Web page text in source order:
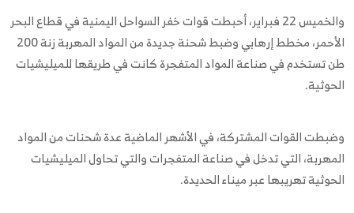
والخميس 22 فبراير، أحبطت قوات خفر السواحل اليمنية في قطاع البحر
الأحمر، مخطط إرهابي وضبط شحنة جديدة من المواد المهربة زنة 200
طن تستخدم في صناعة المواد المتفجرة كانت في طريقها للميليشيات
الحوثية.
وضبطت القوات المشتركة، في الأشهر الماضية عدة شحنات من المواد
المهربة، التي تدخل في صناعة المتفجرات والتي تحاول الميليشيات
الحوثية تهريبها عبر ميناء الحديدة.